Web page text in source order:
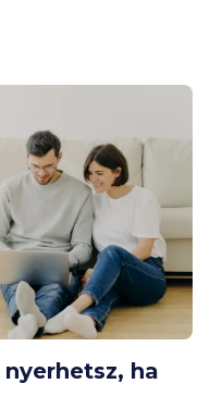
a leginkább
a legérdekesebb
ha